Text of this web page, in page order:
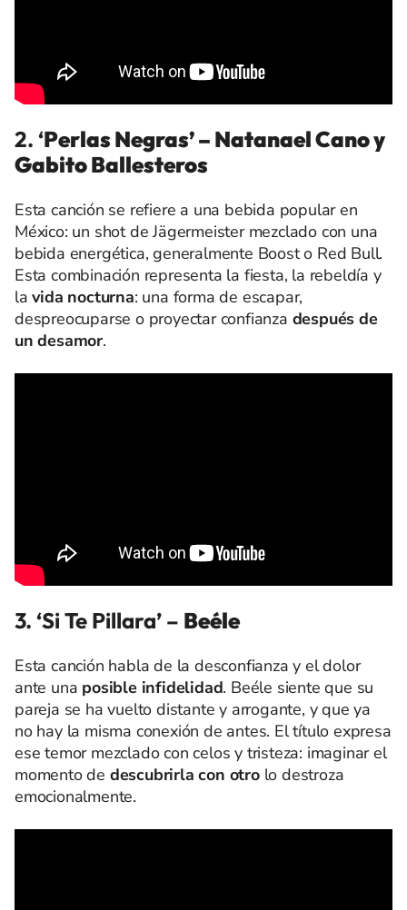
2. ‘Perlas Negras’ – Natanael Cano y
Gabito Ballesteros
Esta canción se refiere a una bebida popular en
México: un shot de Jägermeister mezclado con una
bebida energética, generalmente Boost o Red Bull.
Esta combinación representa la fiesta, la rebeldía y
lavida nocturna: una forma de escapar,
despreocuparse o proyectar confianza después de
un desamor.
3. ‘Si Te Pillara’ – Beéle
Esta canción habla de la desconfianza y el dolor
ante una posible infidelidad. Beéle siente que su
pareja se ha vuelto distante y arrogante, y que ya
no hay la misma conexión de antes. El título expresa
ese temor mezclado con celos y tristeza: imaginar el
momento de descubrirla con otrolo destroza
emocionalmente.